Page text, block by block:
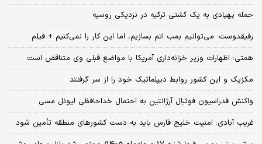
حمله پهپادی به یک کشتی ترکیه در نزدیکی روسیه
رفیقدوست: می‌توانیم بمب اتم بسازیم، اما این کار را نمی‌کنیم + فیلم
همتی: اظهارات وزیر خزانه‌داری آمریکا با مواضع قبلی وی متناقض است
مکزیک و این کشور روابط دیپلماتیک خود را از سر گرفتند
واکنش فدراسیون فوتبال آرژانتین به احتمال خداحافظی لیونل مسی
غریب آبادی: امنیت خلیج فارس باید به دست کشورهای منطقه تأمین شود